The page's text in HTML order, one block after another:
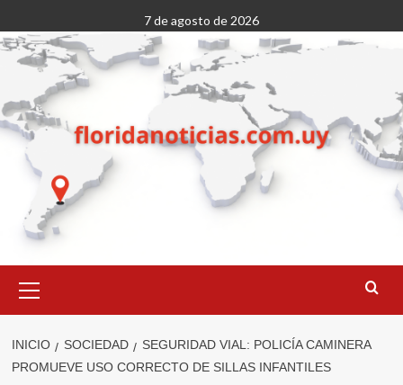
al
contenido
7 de agosto de 2026
primario
INICIO SOCIEDAD
SEGURIDAD VIAL: POLICÍA CAMINERA
PROMUEVE USO CORRECTO DE SILLAS INFANTILES